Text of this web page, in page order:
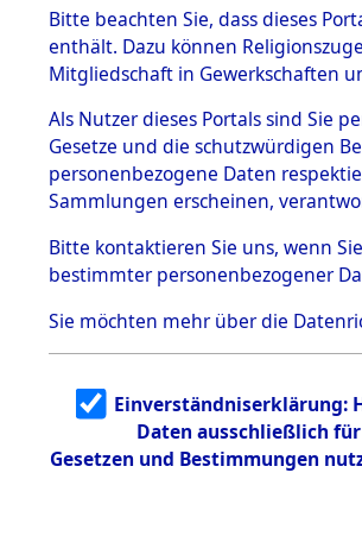
BESTÄNDE
1.
mente
5. Verschiedenes
5.3
Todesmärsche
5.3.1 Alliierte
Erhebungen
zu
Todesmärsch
en
5.3.2
Identifizierun
g
5.3.3
Todesmärsch
Bitte beachten Sie, dass dieses
enthält. Dazu können
Mitgliedschaft in Gewerkschaften
Als Nutzer dieses Portals sind Sie
Gesetze und die schutzwürdigen
personenbezogene Daten
Sammlungen erscheinen,
Bitte kontaktieren Sie uns, wenn
bestimmter personenbezogener
Sie möchten mehr über die
Einverständniserklärung:
Daten ausschließlich
Gesetzen und Bestimmungen